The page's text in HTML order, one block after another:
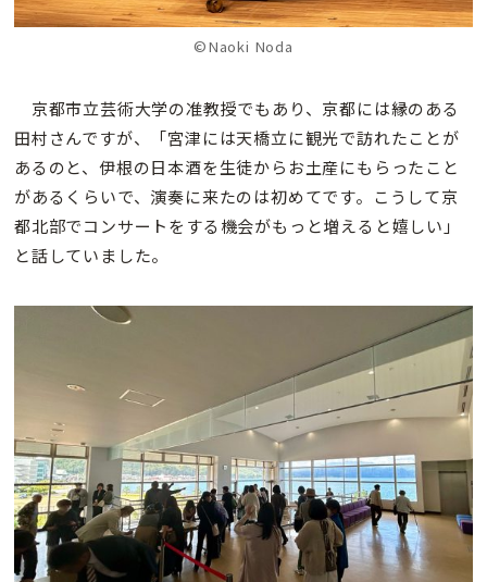
©Naoki Noda
京都市立芸術大学の准教授でもあり、京都には縁のある
田村さんですが、「宮津には天橋立に観光で訪れたことが
あるのと、伊根の日本酒を生徒からお土産にもらったこと
があるくらいで、演奏に来たのは初めてです。こうして京
都北部でコンサートをする機会がもっと増えると嬉しい」
と話していました。